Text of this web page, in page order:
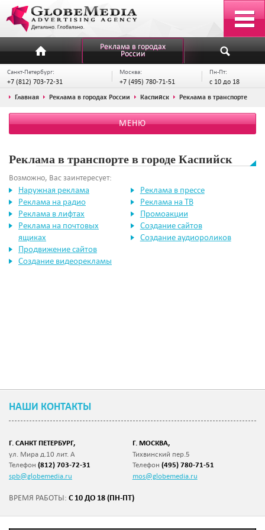
Реклама в городах
России
Санкт-Петербург:
+7 (812) 703-72-31
Москва:
+7 (495) 780-71-51
Пн-Пт:
с 10 до 18
Главная Реклама в городах России Каспийск Реклама в транспорте
МЕНЮ
Реклама в транспорте в городе Каспийск
Возможно, Вас заинтересует:
Наружная реклама
Реклама на радио
Реклама в лифтах
Реклама на почтовых
ящиках
Продвижение сайтов
Создание видеорекламы
Реклама в прессе
Реклама на ТВ
Промоакции
Создание сайтов
Создание аудиороликов
НАШИ КОНТАКТЫ
Г. САНКТ ПЕТЕРБУРГ,
ул. Мира д.10 лит. А
Телефон (812) 703-72-31
spb@globemedia.ru
Г. МОСКВА,
Тихвинский пер.5
Телефон (495) 780-71-51
mos@globemedia.ru
ВРЕМЯ РАБОТЫ: С 10 ДО 18 (ПН-ПТ)